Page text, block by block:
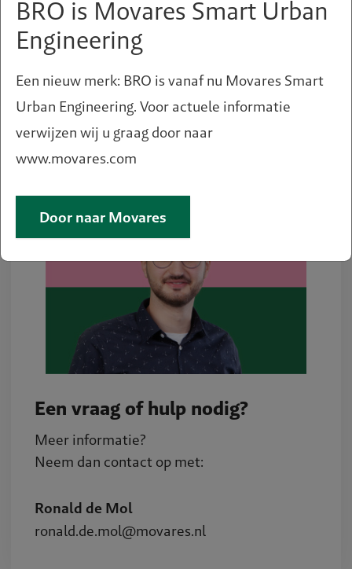
Expertises
Ecologie & biodiversiteit
Een vraag of hulp nodig?
Meer informatie?
Neem dan contact op met:
Ronald de Mol
ronald.de.mol@movares.nl
BRO is Movares Smart Urban
Engineering
Een nieuw merk: BRO is vanaf nu Movares Smart
Urban Engineering. Voor actuele informatie
verwijzen wij u graag door naar
www.movares.com
Door naar Movares